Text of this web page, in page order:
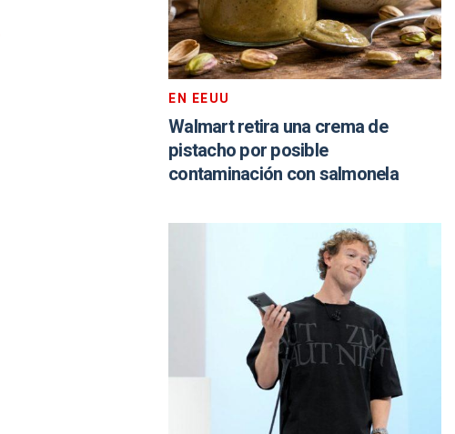
EN EEUU
Walmart retira una crema de
pistacho por posible
contaminación con salmonela